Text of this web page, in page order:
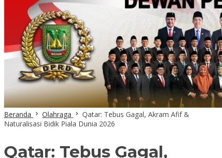
Beranda Olahraga
Qatar: Tebus Gagal, Akram Afif &
Naturalisasi Bidik Piala Dunia 2026
Qatar: Tebus Gagal,